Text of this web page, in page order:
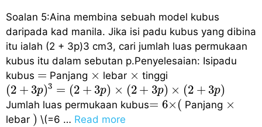
Soalan 5:Aina membina sebuah model kubus
daripada kad manila. Jika isi padu kubus yang dibina
itu ialah (2 + 3p)3 cm3, cari jumlah luas permukaan
kubus itu dalam sebutan p.Penyelesaian: Isipadu
kubus =
= Panjang ×
× lebar ×
× tinggi
(2 + 3p)3 = (2 + 3p) × (2 + 3p) × (2 + 3p)
(2+3p )3 =(2+3 p) ×(2+3 p)×(2 3p
Jumlah luas permukaan kubus= 6× (
=6×( Panjang ×
×
lebar )
) \(=6 … Read more